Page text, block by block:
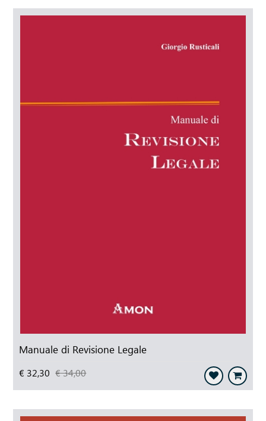
Manuale di Revisione Legale
€ 32,30 € 34,00